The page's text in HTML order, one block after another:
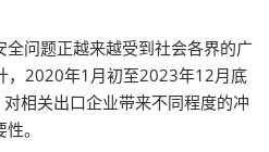
问题正越来越受到社会各界的广
，2020年1月初至2023年12月底
相关出口企业带来不同程度的冲
。